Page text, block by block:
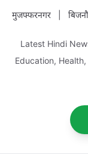
मुजफ्फरनगर
Latest Hindi
Education,